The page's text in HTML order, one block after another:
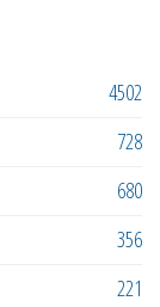
4502
728
680
356
221